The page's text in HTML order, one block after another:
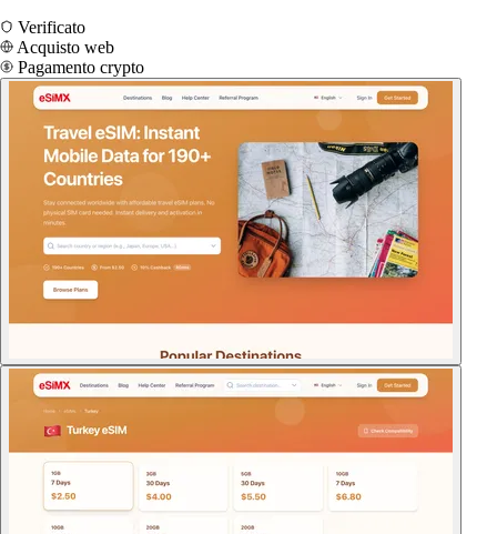
Verificato
Acquisto web
Pagamento crypto